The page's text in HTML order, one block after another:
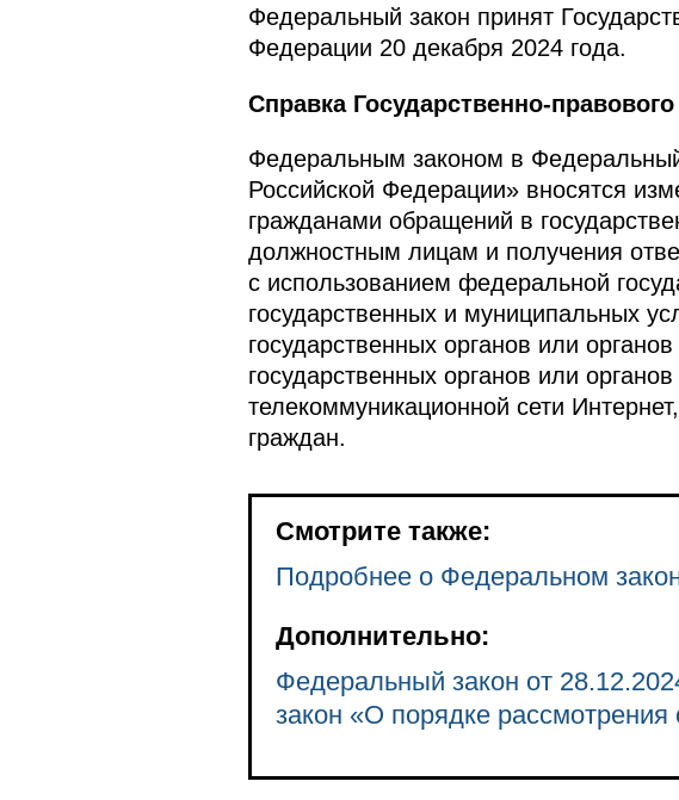
Федеральный закон принят
Федерации 20 декабря 2024 года.
Справка Государственно-
Федеральным законом в
Российской Федерации» вносятся
гражданами обращений в
должностным лицам и получения
с использованием федеральной
государственных и муниципальных
государственных органов или
государственных органов или
телекоммуникационной сети
граждан.
Смотрите также:
Подробнее о Федеральном
Дополнительно:
Федеральный закон от
закон «О порядке